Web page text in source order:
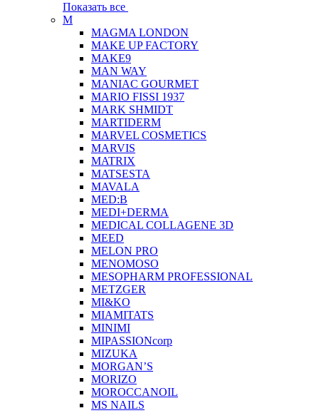
Показать все
M
MAGMA LONDON
MAKE UP FACTORY
MAKE9
MAN WAY
MANIAC GOURMET
MARIO FISSI 1937
MARK SHMIDT
MARTIDERM
MARVEL COSMETICS
MARVIS
MATRIX
MATSESTA
MAVALA
MED:B
MEDI+DERMA
MEDICAL COLLAGENE 3D
MEED
MELON PRO
MENOMOSO
MESOPHARM PROFESSIONAL
METZGER
MI&KO
MIAMITATS
MINIMI
MIPASSIONcorp
MIZUKA
MORGAN’S
MORIZO
MOROCCANOIL
MS NAILS